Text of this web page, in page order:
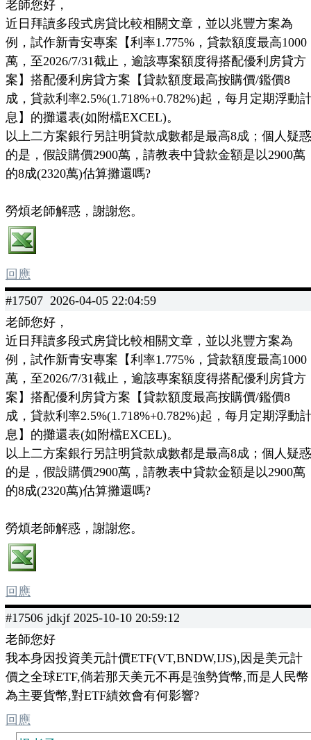
老師您好，
近日拜讀多段式房貸比較相關文章，並以兆豐方案為
例，試作新青安專案【利率1.775%，貸款額度最高1000
萬，至2026/7/31截止，逾該專案額度得搭配優利房貸方
案】搭配優利房貸方案【貸款額度最高按購價/鑑價8
成，貸款利率2.5%(1.718%+0.782%)起，每月定期浮動
息】的攤還表(如附檔EXCEL)。
以上二方案銀行另註明貸款成數都是最高8成；個人疑惑
的是，假設購價2900萬，請教表中貸款金額是以2900萬
的8成(2320萬)估算攤還嗎?
勞煩老師解惑，謝謝您。
回應
#17507 2026-04-05 22:04:59
老師您好，
近日拜讀多段式房貸比較相關文章，並以兆豐方案為
例，試作新青安專案【利率1.775%，貸款額度最高1000
萬，至2026/7/31截止，逾該專案額度得搭配優利房貸方
案】搭配優利房貸方案【貸款額度最高按購價/鑑價8
成，貸款利率2.5%(1.718%+0.782%)起，每月定期浮動
息】的攤還表(如附檔EXCEL)。
以上二方案銀行另註明貸款成數都是最高8成；個人疑惑
的是，假設購價2900萬，請教表中貸款金額是以2900萬
的8成(2320萬)估算攤還嗎?
勞煩老師解惑，謝謝您。
回應
#17506 jdkjf 2025-10-10 20:59:12
老師您好
我本身因投資美元計價ETF(VT,BNDW,IJS),因是美元計
價之全球ETF,倘若那天美元不再是強勢貨幣,而是人民幣
為主要貨幣,對ETF績效會有何影響?
回應